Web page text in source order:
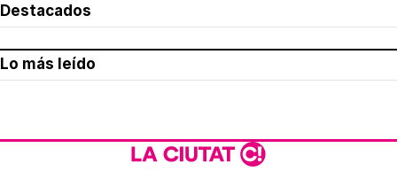
Destacados
Lo más leído